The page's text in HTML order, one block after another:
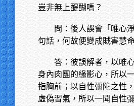
豈非無上醍醐嗎？
問：後人誤會「唯心
句話，何故便變成賊害慧
答：彼誤解者，以唯
身內肉團的緣影心，所以
指胸前；以自性彌陀之性
虛偽習氣，所以一聞自性